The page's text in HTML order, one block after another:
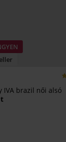
IVA brazil női alsó